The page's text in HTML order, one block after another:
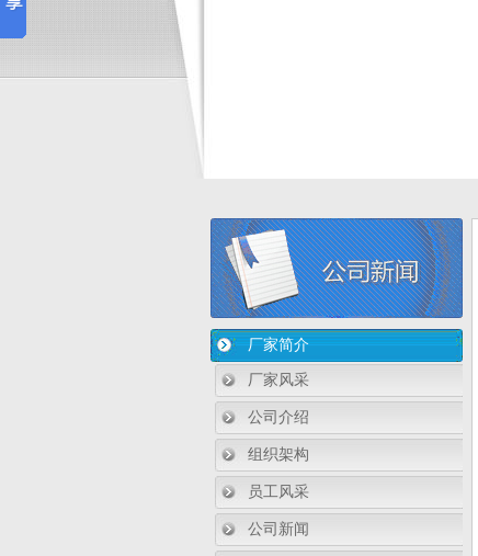
厂家简介
厂家风采
公司介绍
组织架构
员工风采
公司新闻